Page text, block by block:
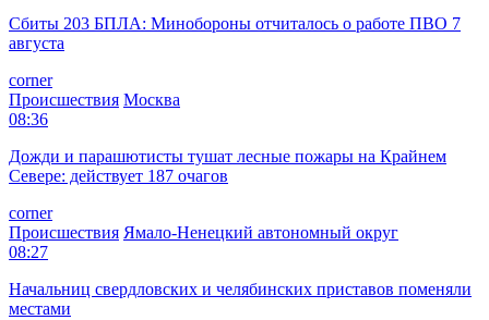
Сбиты 203 БПЛА: Минобороны отчиталось о работе ПВО 7
августа
corner
Происшествия Москва
08:36
Дожди и парашютисты тушат лесные пожары на Крайнем
Севере: действует 187 очагов
corner
Происшествия Ямало-Ненецкий автономный округ
08:27
Начальниц свердловских и челябинских приставов поменяли
местами